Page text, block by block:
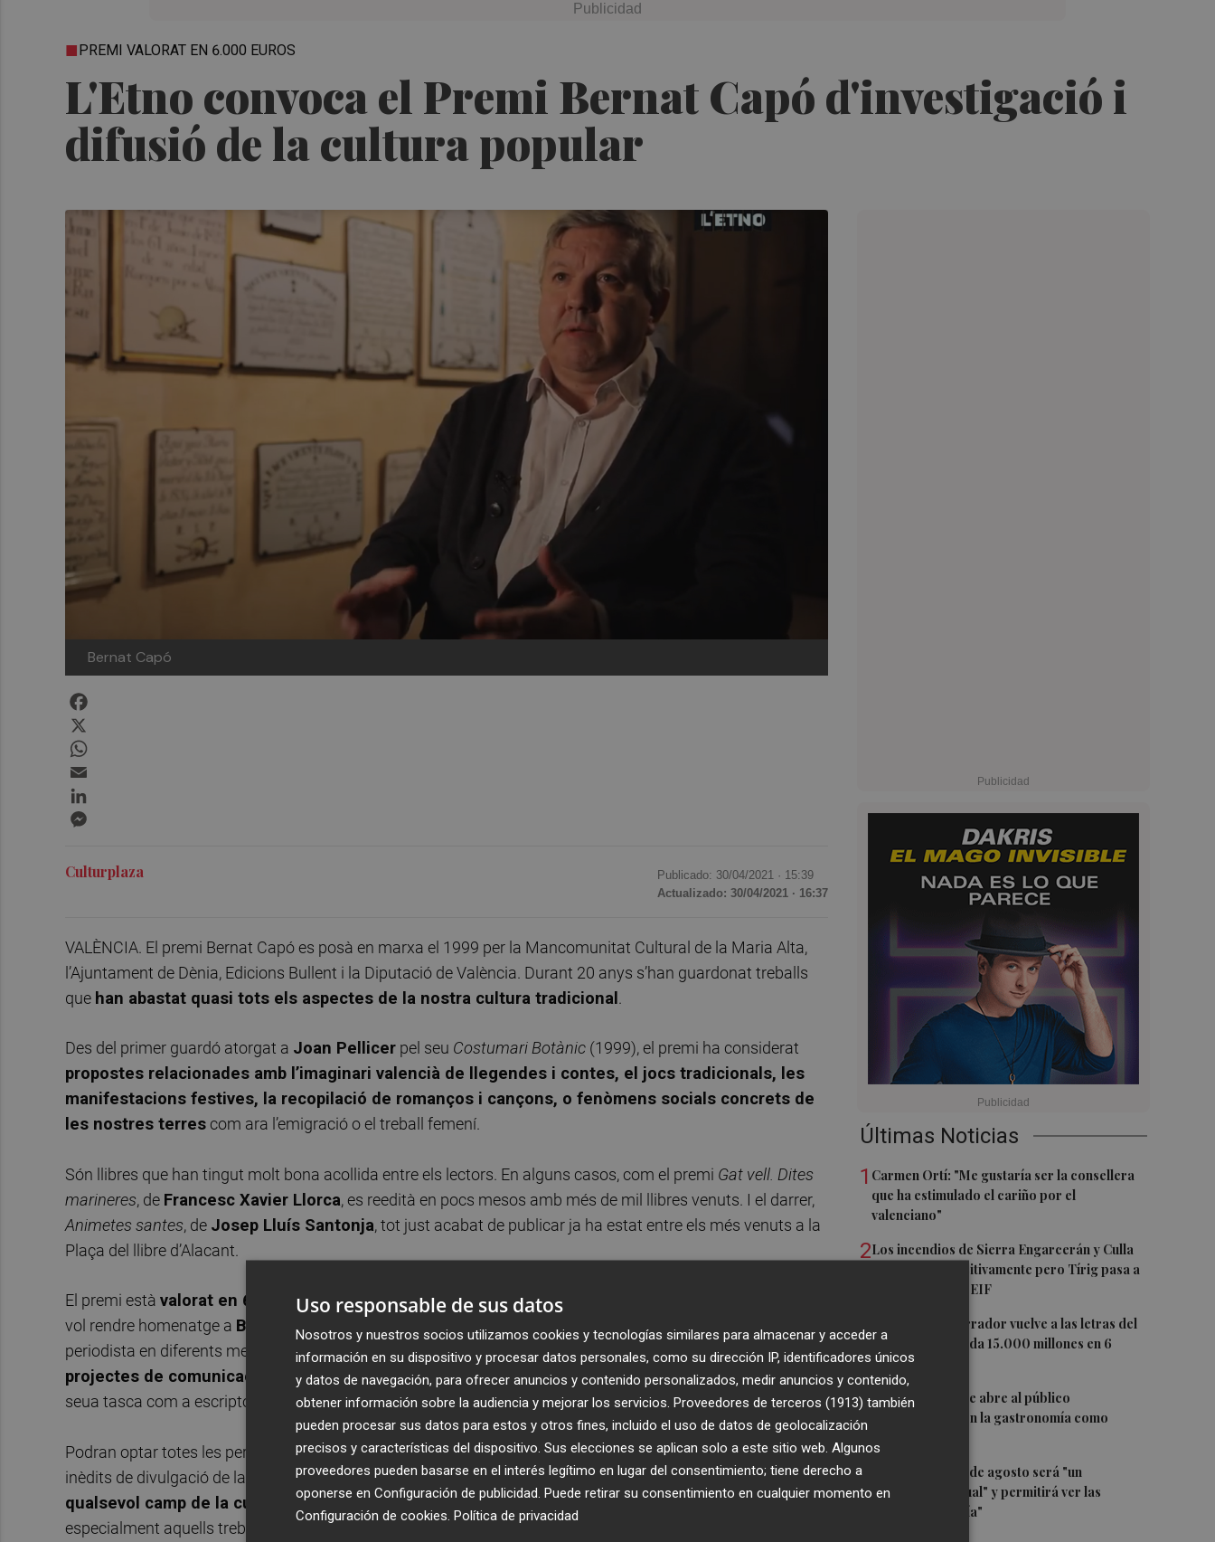
L'Etno convoca el Premi Bernat Capó d'investigació i
difusió de la cultura popular
PREMI VALORAT EN 6.000 EUROS
Bernat Capó
Últimas Noticias
1 Carmen Ortí: "Me gustaría ser la consellera
que ha estimulado el cariño por el
valenciano"
2Los incendios de Sierra Engarcerán y Culla
evolucionan positivamente pero Tírig pasa a
situación 2 del PEIF
3
El pequeño ahorrador vuelve a las letras del
Tesoro y demanda 15.000 millones en 6
meses
4El oleoturismo se abre al público
internacional con la gastronomía como
5
El eclipse del 12 de agosto será "un
espectáculo visual" y permitirá ver las
perseidas "de día"
Culturplaza Publicado: 30/04/2021 · 15:39
Actualizado: 30/04/2021 · 16:37
VALÈNCIA. El premi Bernat Capó es posà en marxa el 1999 per la Mancomunitat Cultural de la Maria Alta,
l’Ajuntament de Dènia, Edicions Bullent i la Diputació de València. Durant 20 anys s’han guardonat treballs
que han abastat quasi tots els aspectes de la nostra cultura tradicional.
Des del primer guardó atorgat a Joan Pellicer pel seu Costumari Botànic (1999), el premi ha considerat
propostes relacionades amb l’imaginari valencià de llegendes i contes, el jocs tradicionals, les
manifestacions festives, la recopilació de romanços i cançons, o fenòmens socials concrets de
les nostres terres com ara l’emigració o el treball femení.
Són llibres que han tingut molt bona acollida entre els lectors. En alguns casos, com el premi Gat vell. Dites
marineres, de Francesc Xavier Llorca, es reedità en pocs mesos amb més de mil llibres venuts. I el darrer,
Animetes santes, de Josep Lluís Santonja, tot just acabat de publicar ja ha estat entre els més venuts a la
Plaça del llibre d’Alacant.
El premi està valorat en 6000 euros i comporta la publicació del text per l’Editorial Bullent. Amb el premi es
vol rendre homenatge a Bernat Capó , nascut a Benissa, intel·lectual que desenvolupà la seua tasca com a
periodista en diferents medis de comunicació (Saò, El temps, Mediterràneo, Levante) i queposà en marxa
projectes de comunicació amb clara vocació valencianacom Diario de Valencia o Noticias al Día. La
seua tasca com a escriptor tractà diferents temes dels quals cal destacar el seu assaig Costumari valencià.
Podran optar totes les persones (majors d’edat) que ho desitgen i que presenten treballs d’investigació
inèdits de divulgació de la cultura popular valenciana en valencià o castellà. Deuran fer referència a
qualsevol camp de la cultura popular valenciana, tant material com immaterial. Es valoraran
especialment aquells treballs que facen referència a la cultura material; desenvolupar un tema únic o
Uso responsable de sus datos
Nosotros y nuestros socios utilizamos cookies y tecnologías similares para almacenar y acceder a
información en su dispositivo y procesar datos personales, como su dirección IP, identificadores únicos
y datos de navegación, para ofrecer anuncios y contenido personalizados, medir anuncios y contenido,
obtener información sobre la audiencia y mejorar los servicios. Proveedores de terceros (1913) también
pueden procesar sus datos para estos y otros fines, incluido el uso de datos de geolocalización
precisos y características del dispositivo. Sus elecciones se aplican solo a este sitio web. Algunos
proveedores pueden basarse en el interés legítimo en lugar del consentimiento; tiene derecho a
oponerse en Configuración de publicidad . Puede retirar su consentimiento en cualquier momento en
Configuración de cookies Política de privacidad